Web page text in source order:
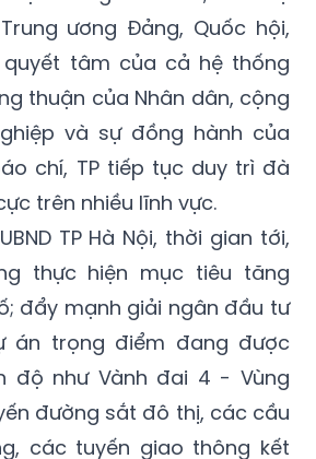
ương Đảng, Quốc hội,
quyết tâm của cả hệ thống
thuận của Nhân dân, cộng
và sự đồng hành của
chí, TP tiếp tục duy trì đà
trên nhiều lĩnh vực.
TP Hà Nội, thời gian tới,
thực hiện mục tiêu tăng
đẩy mạnh giải ngân đầu tư
án trọng điểm đang được
độ như Vành đai 4 - Vùng
đường sắt đô thị, các cầu
các tuyến giao thông kết